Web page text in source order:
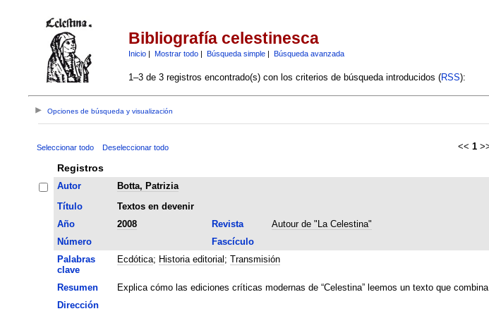
Bibliografía celestinesca
Inicio| Mostrar todo| Búsqueda simple| Búsqueda avanzada
1–3 de 3 registros encontrado(s) con los criterios de búsqueda introducidos (RSS):
Opciones de búsqueda y visualización
Seleccionar todo Deseleccionar todo << 1
Registros
Autor
Botta, Patrizia
Título
Textos en devenir
Año
2008 Revista Autour de "La Celestina"
Número
Fascículo
Palabras
clave
Ecdótica; Historia editorial ; Transmisión
Resumen
Explica cómo las ediciones críticas modernas de “Celestina” leemos un texto que
Dirección